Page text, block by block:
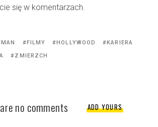
się w komentarzach.
FILMY HOLLYWOOD
KARIERA
ZMIERZCH
no comments ADD YOURS